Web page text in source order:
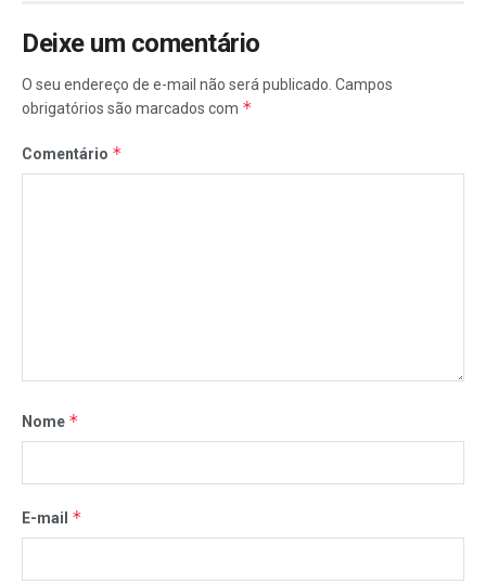
Deixe um comentário
O seu endereço de e-mail não será publicado. Campos
obrigatórios são marcados com *
Comentário *
Nome *
E-mail *